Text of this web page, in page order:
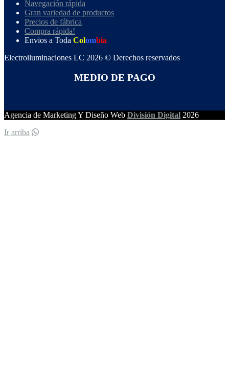
Navegación rápida
Gran variedad de productos
Precios de fábrica
Compra rápida!
Envios a Toda Colombia
Electroiluminaciones LC 2026 © Derechos reservados
MEDIO DE PAGO
Agencia de Marketing Y Diseño Web División Digital 2026
Ir arriba